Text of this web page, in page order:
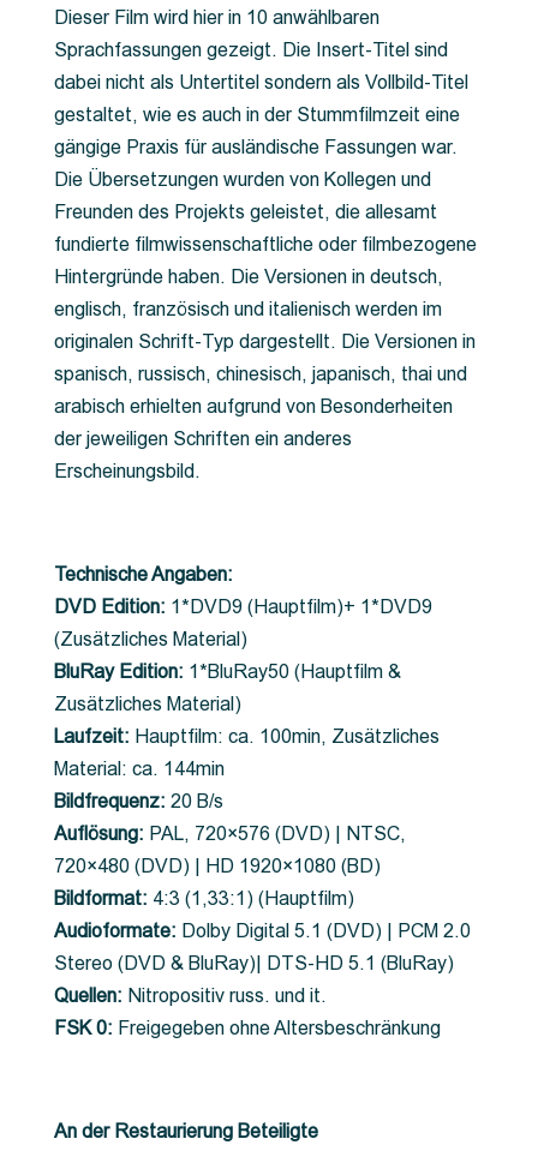
Dieser Film wird hier in 10 anwählbaren
Sprachfassungen gezeigt. Die Insert-Titel sind
dabei nicht als Untertitel sondern als Vollbild-Titel
gestaltet, wie es auch in der Stummfilmzeit eine
gängige Praxis für ausländische Fassungen war.
Die Übersetzungen wurden von Kollegen und
Freunden des Projekts geleistet, die allesamt
fundierte filmwissenschaftliche oder filmbezogene
Hintergründe haben. Die Versionen in deutsch,
englisch, französisch und italienisch werden im
originalen Schrift-Typ dargestellt. Die Versionen in
spanisch, russisch, chinesisch, japanisch, thai und
arabisch erhielten aufgrund von Besonderheiten
der jeweiligen Schriften ein anderes
Erscheinungsbild.
Technische Angaben:
DVD Edition: 1*DVD9 (Hauptfilm)+ 1*DVD9
(Zusätzliches Material)
BluRay Edition: 1*BluRay50 (Hauptfilm &
Zusätzliches Material)
Laufzeit: Hauptfilm: ca. 100min, Zusätzliches
Material: ca. 144min
Bildfrequenz: 20 B/s
Auflösung: PAL, 720×576 (DVD) | NTSC,
720×480 (DVD) | HD 1920×1080 (BD)
Bildformat: 4:3 (1,33:1) (Hauptfilm)
Audioformate: Dolby Digital 5.1 (DVD) | PCM 2.0
Stereo (DVD & BluRay)| DTS-HD 5.1 (BluRay)
Quellen: Nitropositiv russ. und it.
FSK 0: Freigegeben ohne Altersbeschränkung
An der Restaurierung Beteiligte